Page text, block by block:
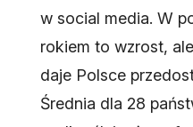
w social media. W
rokiem to wzrost,
daje Polsce
Średnia dla 28